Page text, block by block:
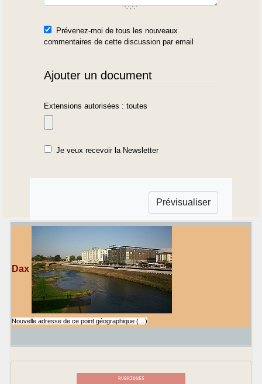
Prévenez-moi de tous les nouveaux
commentaires de cette discussion par email
Ajouter un document
Extensions autorisées : toutes
Je veux recevoir la Newsletter
Dax
Nouvelle adresse de ce point géographique (…)
RUBRIQUES